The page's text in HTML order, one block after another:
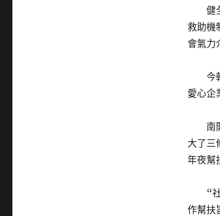
健全
救助機
會氣力
今朝
愛心企
南開
大了三
年夜幫
“社
作幫扶